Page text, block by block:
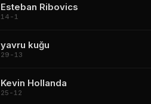
Esteban Ribovics
14-1
yavru kuğu
29-13
Kevin Hollanda
25-12